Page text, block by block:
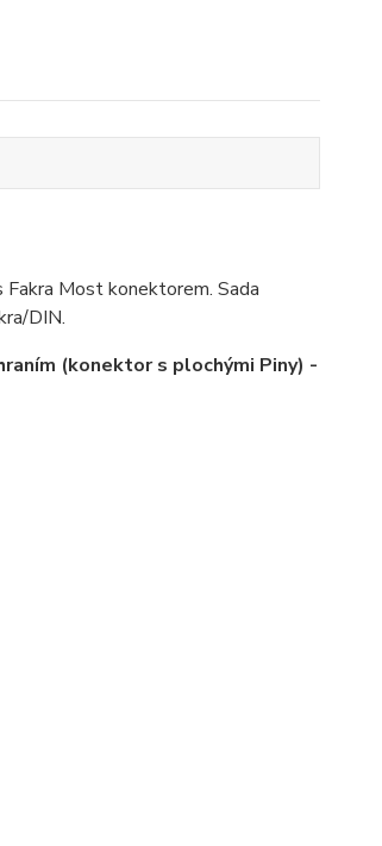
Most konektorem. Sada
DIN.
(konektor s plochými Piny) -